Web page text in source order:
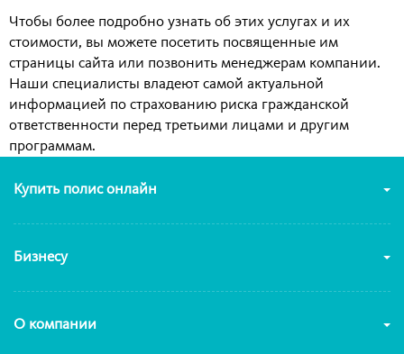
Чтобы более подробно узнать об этих услугах и их
стоимости, вы можете посетить посвященные им
страницы сайта или позвонить менеджерам компании.
Наши специалисты владеют самой актуальной
информацией по страхованию риска гражданской
ответственности перед третьими лицами и другим
программам.
Купить полис онлайн
Бизнесу
О компании